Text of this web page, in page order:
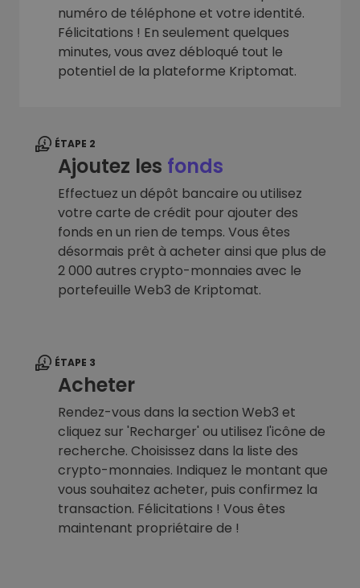
numéro de téléphone et votre identité.
Félicitations ! En seulement quelques
minutes, vous avez débloqué tout le
potentiel de la plateforme Kriptomat.
ÉTAPE 2
Ajoutez les fonds
Effectuez un dépôt bancaire ou utilisez
votre carte de crédit pour ajouter des
fonds en un rien de temps. Vous êtes
désormais prêt à acheter ainsi que plus de
2 000 autres crypto-monnaies avec le
portefeuille Web3 de Kriptomat.
ÉTAPE 3
Acheter
Rendez-vous dans la section Web3 et
cliquez sur 'Recharger' ou utilisez l'icône de
recherche. Choisissez dans la liste des
crypto-monnaies. Indiquez le montant que
vous souhaitez acheter, puis confirmez la
transaction. Félicitations ! Vous êtes
maintenant propriétaire de !